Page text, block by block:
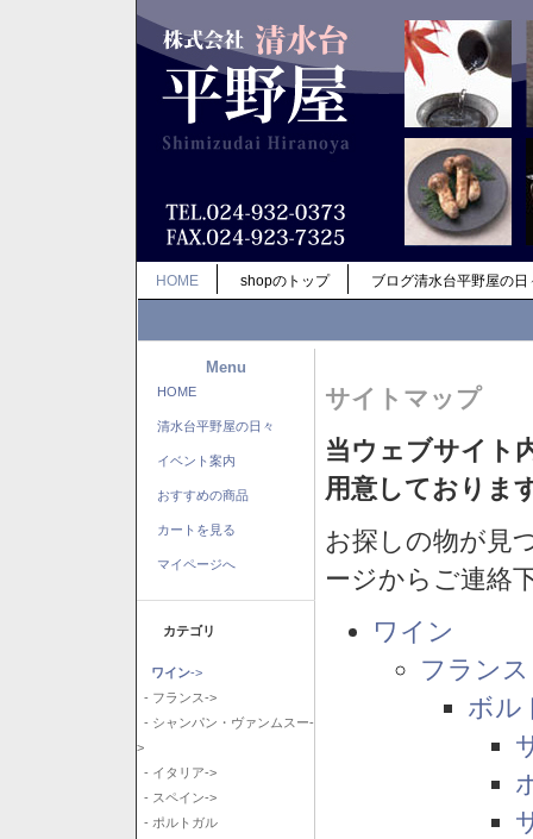
HOME shopのトップ ブログ清水台平野屋の日
Menu
HOME
清水台平野屋の日々
イベント案内
おすすめの商品
カートを見る
マイページへ
カテゴリ
ワイン->
- フランス->
- シャンパン・ヴァンムスー-
>
- イタリア->
- スペイン->
- ポルトガル
サイトマップ
当ウェブサイト
用意しておりま
お探しの物が見
ージからご連絡
ワイン
フランス
ボル